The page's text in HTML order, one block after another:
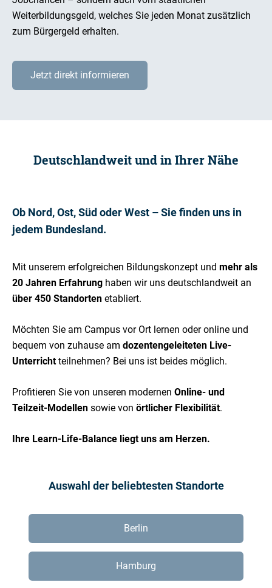
Weiterbildungsgeld, welches Sie jeden Monat zusätzlich
zum Bürgergeld erhalten.
Jetzt direkt informieren
Deutschlandweit und in Ihrer Nähe
Ob Nord, Ost, Süd oder West – Sie finden uns in
jedem Bundesland.
Mit unserem erfolgreichen Bildungskonzept und mehr als
20 Jahren Erfahrung haben wir uns deutschlandweit an
über 450 Standorten etabliert.
Möchten Sie am Campus vor Ort lernen oder online und
bequem von zuhause am dozentengeleiteten Live-
Unterrichtteilnehmen? Bei uns ist beides möglich.
Profitieren Sie von unseren modernen Online- und
Teilzeit-Modellen sowie von örtlicher Flexibilität.
Ihre Learn-Life-Balance liegt uns am Herzen.
Auswahl der beliebtesten Standorte
Berlin
Hamburg